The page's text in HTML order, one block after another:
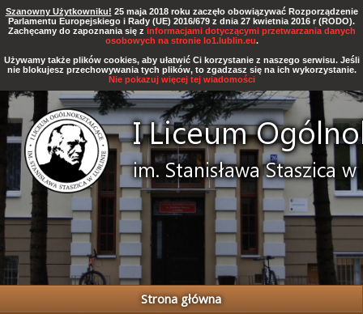
Szanowny Użytkowniku! 25 maja 2018 roku zaczęło obowiązywać Rozporządzenie
Parlamentu Europejskiego i Rady (UE) 2016/679 z dnia 27 kwietnia 2016 r (RODO).
Zachęcamy do zapoznania się z informacjami dotyczącymi przetwarzania danych
osobowych na stronie lo1.lublin.eu.
Używamy także plików cookies, aby ułatwić Ci korzystanie z naszego serwisu. Jeśli
nie blokujesz przechowywania tych plików, to zgadzasz się na ich wykorzystanie.
Nie pokazuj więcej tej wiadomości
Strona główna